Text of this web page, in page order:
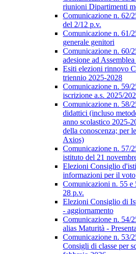
riunioni Dipartimenti
Comunicazione n. 62/
del 2/12 p.v.
Comunicazione n. 61/
generale genitori
Comunicazione n. 60/
adesione ad
Esiti elezioni rinnovo
triennio 2025-2028
Comunicazione n. 59/
iscrizione a.s. 2025/
Comunicazione n. 58/
didattici (incluso
anno scolastico 2025-
della conoscenza; per
Axios)
Comunicazione n. 57/
istituto del 21
Elezioni Consiglio
informazioni per il voto
Comunicazioni n. 55 e
28 p.v.
Elezioni Consiglio di
- aggiornamento
Comunicazione n. 54/
alias Maturità -
Comunicazione n. 53/
Consigli di classe per